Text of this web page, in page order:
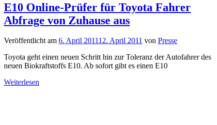
E10 Online-Prüfer für Toyota Fahrer
Abfrage von Zuhause aus
Veröffentlicht am 6. April 201112. April 2011 von Presse
Toyota geht einen neuen Schritt hin zur Toleranz der Autofahrer des
neuen Biokraftstoffs E10. Ab sofort gibt es einen E10
Weiterlesen